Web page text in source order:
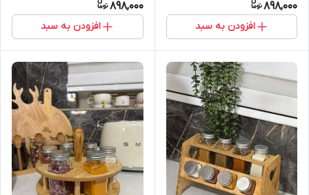
898,000
افزودن به سبد
898,000
افزودن به سبد